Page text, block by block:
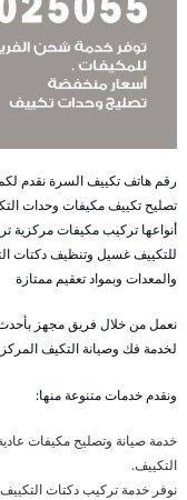
رقم هاتف تكييف السرة نقدم
تصليح تكييف مكيفات وحدات
أنواعها تركيب مكيفات مركزية
للتكييف غسيل وتنظيف دكتات
والمعدات وبمواد تعقيم ممتازة
نعمل من خلال فريق مجهز
لخدمة فك وصيانة التكيف
ونقدم خدمات متنوعة منها:
خدمة صيانة وتصليح مكيفات عادية
التكييف.
نوفر خدمة تركيب دكتات التكييف